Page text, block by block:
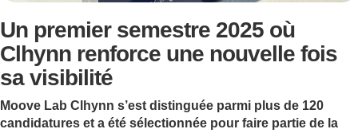
Un premier semestre 2025 où
Clhynn renforce une nouvelle fois
sa visibilité
Moove Lab Clhynn s’est distinguée parmi plus de 120
candidatures et a été sélectionnée pour faire partie de la